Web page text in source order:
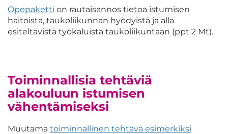
Opepaketti on rautaisannos tietoa istumisen
haitoista, taukoliikunnan hyödyistä ja alla
esiteltävistä työkaluista taukoliikuntaan (ppt 2 Mt).
Toiminnallisia tehtäviä
alakouluun istumisen
vähentämiseksi
Muutama toiminnallinen tehtävä esimerkiksi